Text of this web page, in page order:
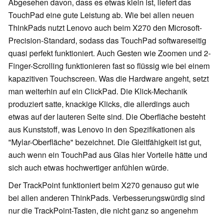
TouchPad eine gute Leistung ab. Wie bei allen neuen
ThinkPads nutzt Lenovo auch beim X270 den Microsoft-
Precision-Standard, sodass das TouchPad softwareseitig
quasi perfekt funktioniert. Auch Gesten wie Zoomen und 2-
Finger-Scrolling funktionieren fast so flüssig wie bei einem
kapazitiven Touchscreen. Was die Hardware angeht, setzt
man weiterhin auf ein ClickPad. Die Klick-Mechanik
produziert satte, knackige Klicks, die allerdings auch
etwas auf der lauteren Seite sind. Die Oberfläche besteht
aus Kunststoff, was Lenovo in den Spezifikationen als
"Mylar-Oberfläche" bezeichnet. Die Gleitfähigkeit ist gut,
auch wenn ein TouchPad aus Glas hier Vorteile hätte und
sich auch etwas hochwertiger anfühlen würde.
Der TrackPoint funktioniert beim X270 genauso gut wie
bei allen anderen ThinkPads. Verbesserungswürdig sind
nur die TrackPoint-Tasten, die nicht ganz so angenehm